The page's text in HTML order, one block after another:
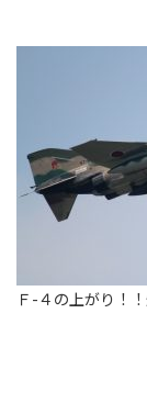
Ｆ-４の上がり！